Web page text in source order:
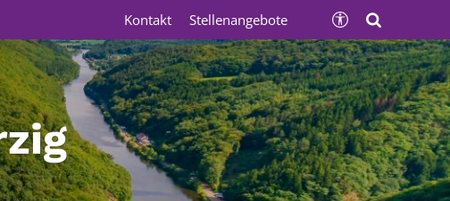
Kontakt Stellenangebote